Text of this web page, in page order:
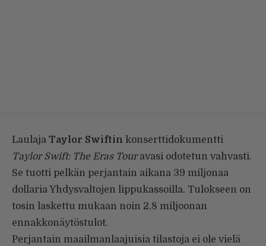
Laulaja Taylor Swiftin konserttidokumentti
Taylor Swift: The Eras Touravasi odotetun vahvasti.
Se tuotti pelkän perjantain aikana 39 miljonaa
dollaria Yhdysvaltojen lippukassoilla. Tulokseen on
tosin laskettu mukaan noin 2,8 miljoonan
ennakkonäytöstulot.
Perjantain maailmanlaajuisia tilastoja ei ole vielä